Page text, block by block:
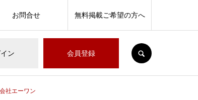
ン 会員登録
お問合せ 無料掲載ご希望の方へ
社エーワン